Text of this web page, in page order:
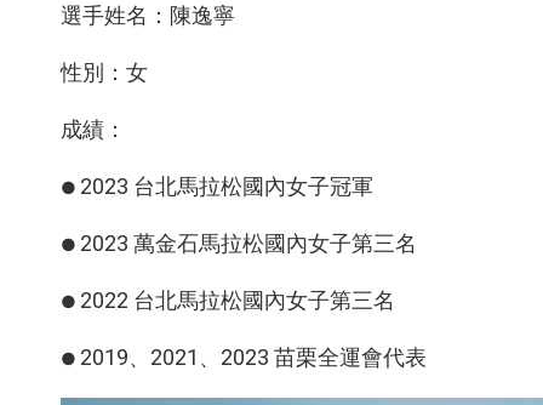
選手姓名：陳逸寧
性別：女
成績：
● 2023 台北馬拉松國內女子冠軍
● 2023 萬金石馬拉松國內女子第三名
● 2022 台北馬拉松國內女子第三名
● 2019、2021、2023 苗栗全運會代表